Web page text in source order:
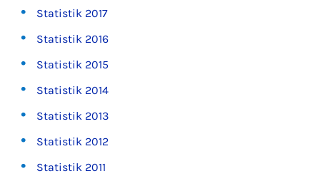
Statistik 2017
Statistik 2016
Statistik 2015
Statistik 2014
Statistik 2013
Statistik 2012
Statistik 2011